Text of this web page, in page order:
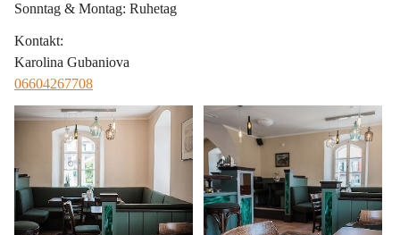
Sonntag & Montag: Ruhetag
Kontakt:
Karolina Gubaniova
06604267708